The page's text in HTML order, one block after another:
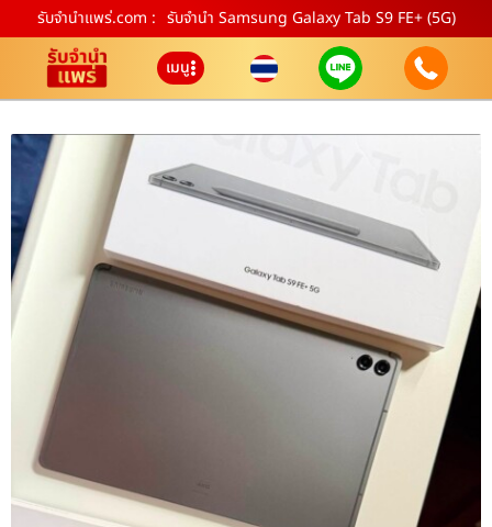
รับจํานําแพร่.com : รับจำนำ Samsung Galaxy Tab S9 FE+ (5G)
เมนู